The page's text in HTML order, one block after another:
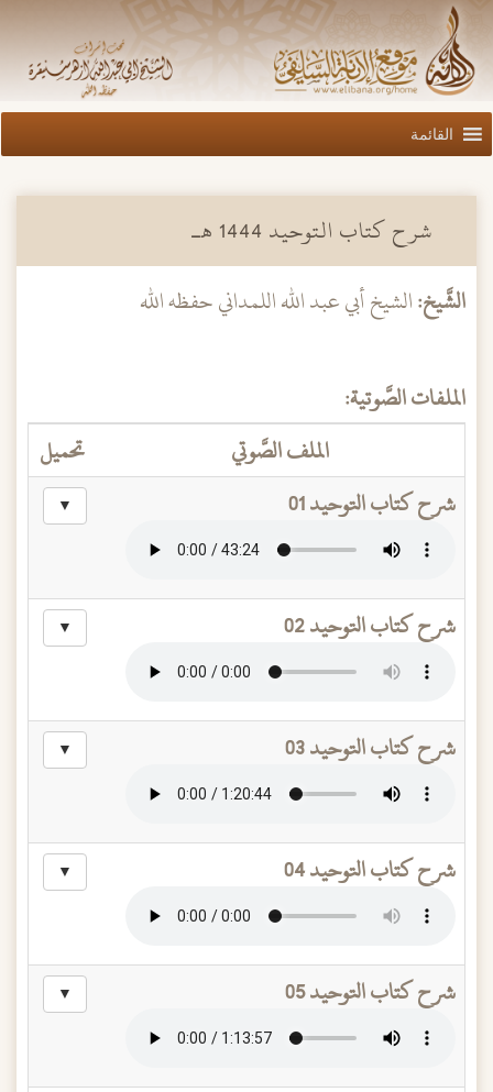
القائمة
شرح كتاب التوحيد 1444 هـ
الشَّيخ:الشيخ أبي عبد الله اللمداني حفظه الله
الملفات الصَّوتية:
الملف الصَّوتي
تحميل
شرح كتاب التوحيد 01
▼
شرح كتاب التوحيد 02 ▼
شرح كتاب التوحيد 03 ▼
شرح كتاب التوحيد 04 ▼
شرح كتاب التوحيد 05 ▼